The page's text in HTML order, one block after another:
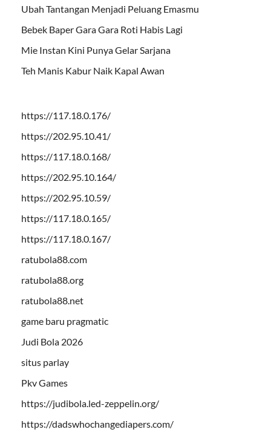
Ubah Tantangan Menjadi Peluang Emasmu
Bebek Baper Gara Gara Roti Habis Lagi
Mie Instan Kini Punya Gelar Sarjana
Teh Manis Kabur Naik Kapal Awan
https://117.18.0.176/
https://202.95.10.41/
https://117.18.0.168/
https://202.95.10.164/
https://202.95.10.59/
https://117.18.0.165/
https://117.18.0.167/
ratubola88.com
ratubola88.org
ratubola88.net
game baru pragmatic
Judi Bola 2026
situs parlay
Pkv Games
https://judibola.led-zeppelin.org/
https://dadswhochangediapers.com/